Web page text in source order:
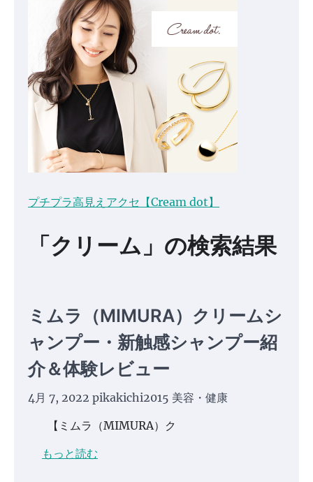
プチプラ高見えアクセ【Cream dot】
「クリーム」の検索結果
ミムラ（MIMURA）クリームシ
ャンプー・新触感シャンプー紹
介＆体験レビュー
4月 7, 2022 pikakichi2015 美容・健康
【ミムラ（MIMURA）ク
もっと読む